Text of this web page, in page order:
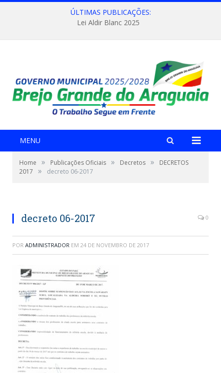
ÚLTIMAS PUBLICAÇÕES:
Lei Aldir Blanc 2025
MENU
Home » Publicações Oficiais » Decretos »
DECRETOS
2017
» decreto 06-2017
decreto 06-2017 0
POR ADMINISTRADOR EM 24 DE NOVEMBRO DE 2017